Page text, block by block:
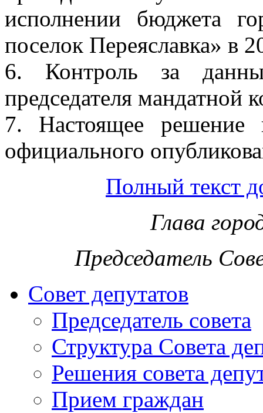
исполнении бюджета
поселок Переяславка» в
6. Контроль за
председателя
7. Настоящее решение
официального
Полный текст
Глава
Председатель
Совет депутатов
Председатель совета
Структура Совета
Решения совета
Прием граждан